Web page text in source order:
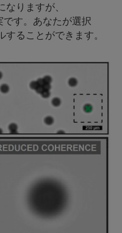
りますが、
です。あなたが選択
ることができます。